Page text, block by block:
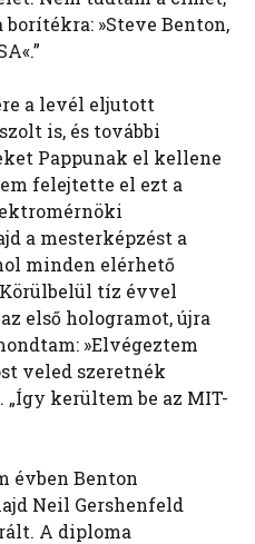
»Steve Benton,
a levél eljutott
is, és további
Pappunak el kellene
felejtette el ezt a
a mesterképzést a
minden elérhető
tíz évvel
első hologramot, újra
»Elvégeztem
veled szeretnék
„Így kerültem be az MIT-
évben Benton
Neil Gershenfeld
A diploma